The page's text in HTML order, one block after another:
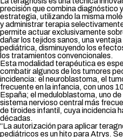
precisión que combina diagnóstico
estrategia, utilizando la misma
y administrar terapia
permite actuar exclusivamente
dañar los tejidos sanos, una
pediátrica, disminuyendo los
los tratamientos convencionales.
Esta modalidad terapéutica es
combatir algunos de los tumores
incidencia: el neuroblastoma, el
frecuente en la infancia, con unos
España; el meduloblastoma, uno
sistema nervioso central más
de tiroides infantil, cuya incidencia
décadas.
“La autorización para aplicar
pediátricos es un hito para Atrys.